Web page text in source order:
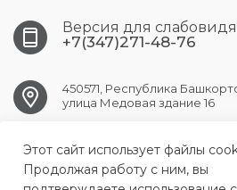
Версия для
+7(347)271-48-76
450571, Республика
улица Медовая здание 16
UFA.АKBUZAT@doctorrb.ru
Этот сайт использует файлы
Продолжая работу с ним, вы